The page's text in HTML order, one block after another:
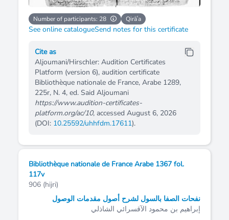
Number of participants: 28 Qirāʿa
See online catalogueSend notes for this certificate
Cite as
Aljoumani/Hirschler: Audition Certificates
Platform (version 6), audition certificate
Bibliothèque nationale de France, Arabe 1289,
225r, N. 4, ed. Said Aljoumani
https://www.audition-certificates-
platform.org/ac/10, accessed August 6, 2026
(DOI: 10.25592/uhhfdm.17611).
Bibliothèque nationale de France Arabe 1367 fol.
117v
906 (hijri)
نفحات الصفا بالسول لشرح أصول مقدمات الوصول
إبراهيم بن محمود الآقسرائي الشاذلي